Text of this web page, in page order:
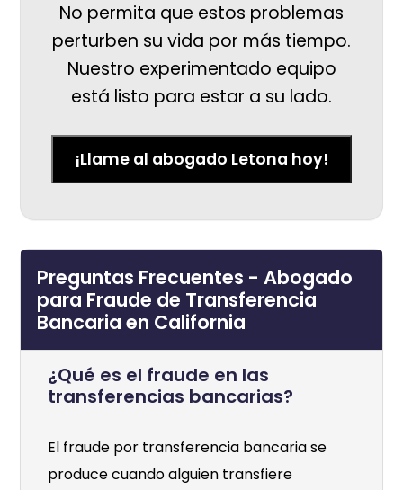
No permita que estos problemas
perturben su vida por más tiempo.
Nuestro experimentado equipo
está listo para estar a su lado.
¡Llame al abogado Letona hoy!
Preguntas Frecuentes - Abogado
para Fraude de Transferencia
Bancaria en California
¿Qué es el fraude en las
transferencias bancarias?
El fraude por transferencia bancaria se
produce cuando alguien transfiere